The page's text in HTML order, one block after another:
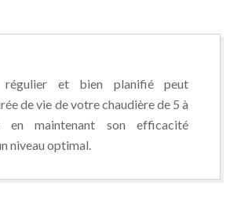
régulier et bien planifié peut
de vie de votre chaudière de 5 à
maintenant son efficacité
niveau optimal.